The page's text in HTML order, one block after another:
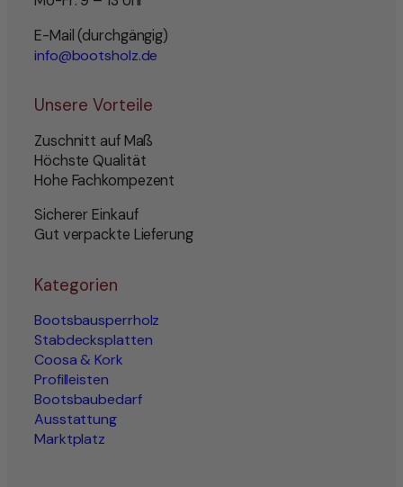
E-Mail (durchgängig)
info@bootsholz.de
Unsere Vorteile
Zuschnitt auf Maß
Höchste Qualität
Hohe Fachkompezent
Sicherer Einkauf
Gut verpackte Lieferung
Kategorien
Bootsbausperrholz
Stabdecksplatten
Coosa & Kork
Profilleisten
Bootsbaubedarf
Ausstattung
Marktplatz